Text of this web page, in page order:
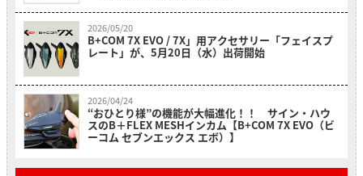
2026/05/20
B+COM 7X EVO / 7X」用アクセサリー「フェイスプ
レート」が、5月20日（水）出荷開始
2026/04/24
“おひとり様”の機能が大幅進化！！ サイン・ハウ
スのB＋FLEX MESHインカム【B+COM 7X EVO（ビ
ーコム セブンエックス エボ）】